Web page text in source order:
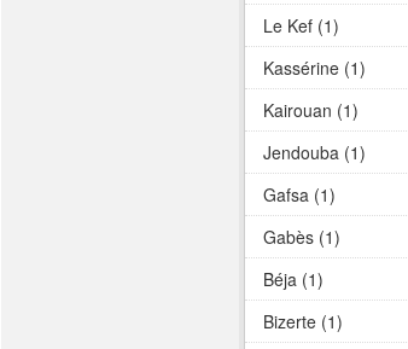
Le Kef (1)
Kassérine (1)
Kairouan (1)
Jendouba (1)
Gafsa (1)
Gabès (1)
Béja (1)
Bizerte (1)